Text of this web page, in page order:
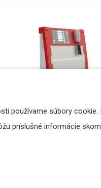
ústredňa
používame súbory
príslušné informácie